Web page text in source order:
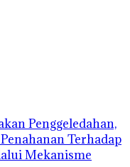
Penggeledahan,
Terhadap
Mekanisme